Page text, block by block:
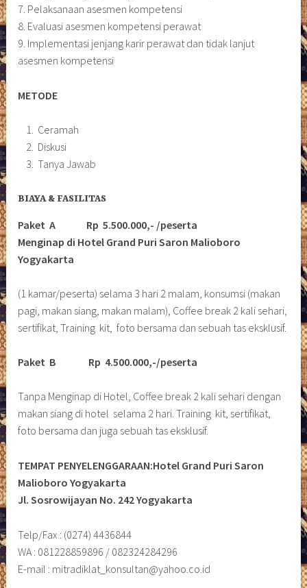
7. Pelaksanaan asesmen kompetensi
8. Evaluasi asesmen kompetensi perawat
9. Implementasi jenjang karir perawat dan tidak lanjut
asesmen kompetensi
METODE
Ceramah
Diskusi
Tanya Jawab
BIAYA & FASILITAS
Paket A Rp 5.500.000,- /peserta
Menginap di Hotel Grand Puri Saron Malioboro
Yogyakarta
(1 kamar/peserta) selama 3 hari 2 malam, konsumsi (makan
pagi, makan siang, makan malam), Coffee break 2 kali sehari,
sertifikat, Training kit, foto bersama dan sebuah tas eksklusif.
Paket B Rp 4.500.000,-/peserta
Tanpa Menginap di Hotel, Coffee break 2 kali sehari dengan
makan siang di hotel selama 2 hari. Training kit, sertifikat,
foto bersama dan juga sebuah tas eksklusif.
TEMPAT PENYELENGGARAAN:Hotel Grand Puri Saron
Malioboro Yogyakarta
Jl. Sosrowijayan No. 242 Yogyakarta
Telp/Fax : (0274) 4436844
WA : 081228859896 / 082324284296
E-mail : mitradiklat_konsultan@yahoo.co.id